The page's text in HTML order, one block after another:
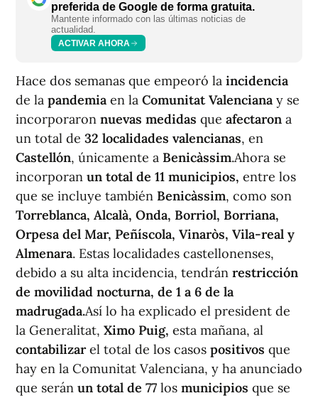
preferida de Google de forma gratuita.
Mantente informado con las últimas noticias de
actualidad.
ACTIVAR AHORA
Hace dos semanas que empeoró la incidencia
de la pandemia en la Comunitat Valenciana y se
incorporaron nuevas medidas que afectaron a
un total de 32 localidades valencianas, en
Castellón, únicamente a Benicàssim.Ahora se
incorporan un total de 11 municipios, entre los
que se incluye también Benicàssim, como son
Torreblanca, Alcalà, Onda, Borriol, Borriana,
Orpesa del Mar, Peñíscola, Vinaròs, Vila-real y
Almenara. Estas localidades castellonenses,
debido a su alta incidencia, tendrán restricción
de movilidad nocturna, de 1 a 6 de la
madrugada.Así lo ha explicado el president de
la Generalitat, Ximo Puig, esta mañana, al
contabilizarel total de los casos positivos que
hay en la Comunitat Valenciana, y ha anunciado
que serán un total de 77 los municipios que se